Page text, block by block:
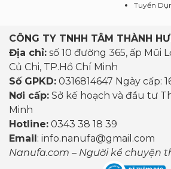
Tuyển
CÔNG TY TNHH TÂM THÀNH
Địa chỉ: số 10 đường 365, ấp Mũi
Củ Chi, TP.Hồ Chí Minh
Số GPKD: 0316814647 Ngày cấp:
Nơi cấp: Sở kế hoạch và đầu tư
Minh
Hotline: 0343 38 18 39
Email: info.nanufa@gmail.com
Nanufa.com – Người kể chuyện